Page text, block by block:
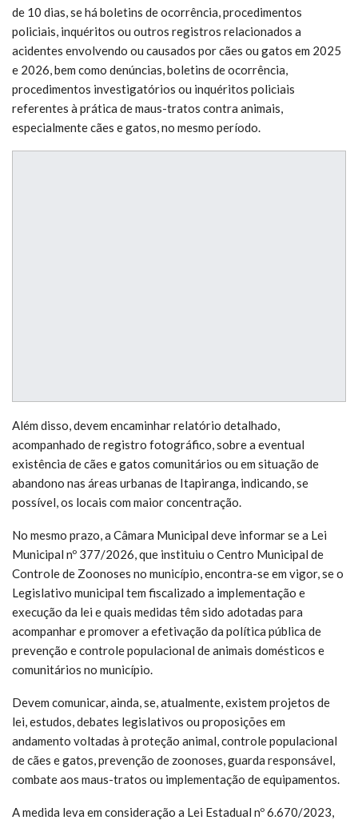
de 10 dias, se há boletins de ocorrência, procedimentos
policiais, inquéritos ou outros registros relacionados a
acidentes envolvendo ou causados por cães ou gatos em 2025
e 2026, bem como denúncias, boletins de ocorrência,
procedimentos investigatórios ou inquéritos policiais
referentes à prática de maus-tratos contra animais,
especialmente cães e gatos, no mesmo período.
Além disso, devem encaminhar relatório detalhado,
acompanhado de registro fotográfico, sobre a eventual
existência de cães e gatos comunitários ou em situação de
abandono nas áreas urbanas de Itapiranga, indicando, se
possível, os locais com maior concentração.
No mesmo prazo, a Câmara Municipal deve informar se a Lei
Municipal nº 377/2026, que instituiu o Centro Municipal de
Controle de Zoonoses no município, encontra-se em vigor, se o
Legislativo municipal tem fiscalizado a implementação e
execução da lei e quais medidas têm sido adotadas para
acompanhar e promover a efetivação da política pública de
prevenção e controle populacional de animais domésticos e
comunitários no município.
Devem comunicar, ainda, se, atualmente, existem projetos de
lei, estudos, debates legislativos ou proposições em
andamento voltadas à proteção animal, controle populacional
de cães e gatos, prevenção de zoonoses, guarda responsável,
combate aos maus-tratos ou implementação de equipamentos.
A medida leva em consideração a Lei Estadual nº 6.670/2023,